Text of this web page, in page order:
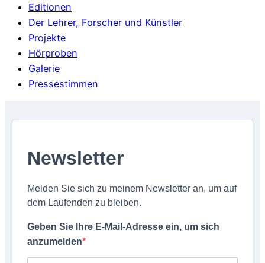
Editionen
Der Lehrer, Forscher und Künstler
Projekte
Hörproben
Galerie
Pressestimmen
Newsletter
Melden Sie sich zu meinem Newsletter an, um auf
dem Laufenden zu bleiben.
Geben Sie Ihre E-Mail-Adresse ein, um sich
anzumelden